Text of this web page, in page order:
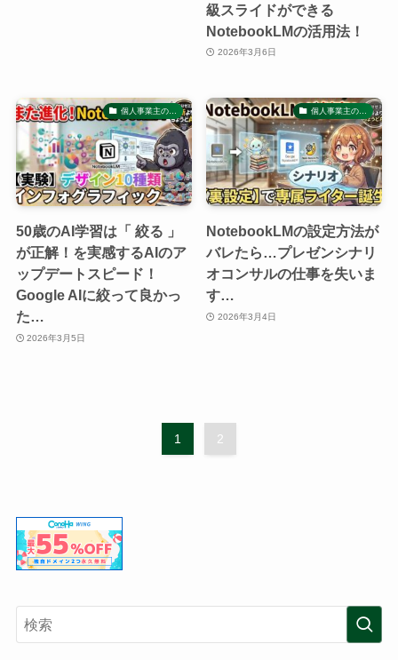
級スライドができる
NotebookLMの活用法！
2026年3月6日
個人事業主の…
50歳のAI学習は「 絞る 」
が正解！を実感するAIのア
ップデートスピード！
Google AIに絞って良かっ
た…
2026年3月5日
個人事業主の…
NotebookLMの設定方法が
バレたら…プレゼンシナリ
オコンサルの仕事を失いま
す…
2026年3月4日
1 2